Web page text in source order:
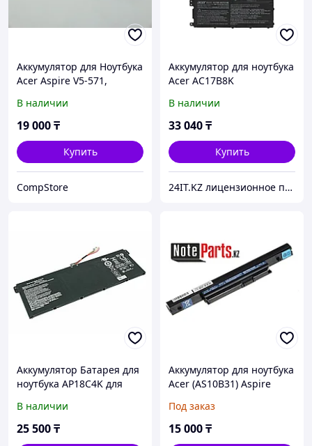
Аккумулятор для Ноутбука
Acer Aspire V5-571,
В наличии
19 000₸
Купить
CompStore
Аккумулятор для ноутбука
Acer AC17B8K
В наличии
33 040₸
Купить
24IT.KZ лицензионное программное обеспечение и комплектующие для ноутбуков
Аккумулятор Батарея для
ноутбука AP18C4K для
A515-56 / A315-42 /11.4v
4200 mAh ORIGINAL
В наличии
25 500₸
Аккумулятор для ноутбука
Acer (AS10B31) Aspire
Под заказ
15 000₸